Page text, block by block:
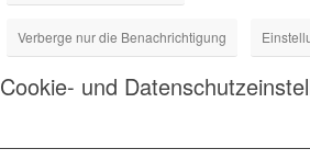
Verberge nur die Benachrichtigung
Cookie- und